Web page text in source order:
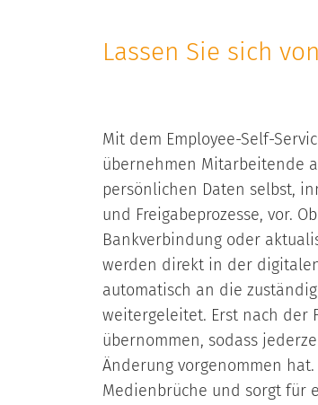
Lassen Sie sich
Mit dem Employee-Self-
übernehmen Mitarbeitende
persönlichen Daten selbst,
und Freigabeprozesse, vor.
Bankverbindung oder
werden direkt in der
automatisch an die
weitergeleitet. Erst nach der
übernommen, sodass
Änderung vorgenommen
Medienbrüche und sorgt für